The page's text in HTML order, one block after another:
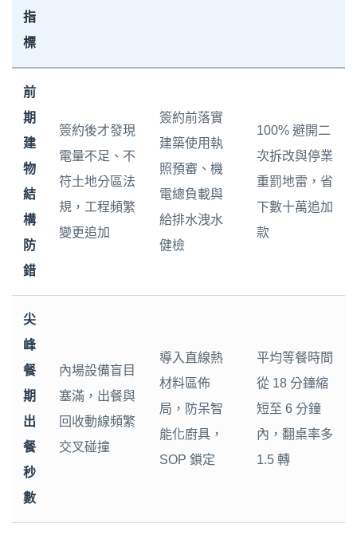
指
標
前
期
建
物
結
構
防
錯
簽約後才發現
電量不足、不
符土地分區法
規，工程頻繁
變更追加
簽約前落實
建築使用執
照預審、機
電總負載與
給排水洩水
健檢
100% 避開二
次拆改與停業
重罰地雷，省
下數十萬追加
款
尖
峰
餐
期
出
餐
秒
數
內場設備盲目
塞滿，出餐與
回收動線頻繁
交叉碰撞
導入直線熱
材料區佈
局，防呆智
能化廚具，
SOP 鎖定
平均等餐時間
從 18 分鐘縮
短至 6 分鐘
內，翻桌率多
1.5 轉